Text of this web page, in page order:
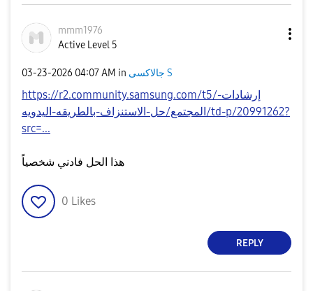
mmm1976
Active Level 5
‎03-23-2026 04:07 AM in جالاكسى S
https://r2.community.samsung.com/t5/إرشادات-
المجتمع/حل-الاستنزاف-بالطريقه-اليدويه/td-p/20991262?
src=...
هذا الحل فادني شخصياً
0 Likes
REPLY